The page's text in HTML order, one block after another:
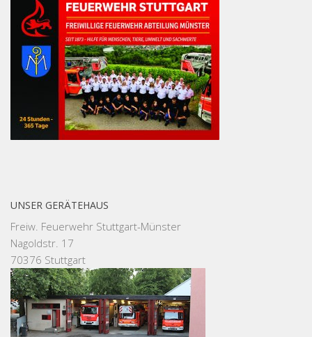
UNSER GERÄTEHAUS
Freiw. Feuerwehr Stuttgart-Münster
Nagoldstr. 17
70376 Stuttgart